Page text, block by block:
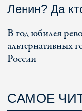
Ленин? Да
В год юбилея
альтернативных
России
САМОЕ